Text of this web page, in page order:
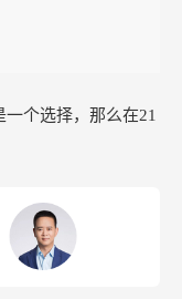
个选择，那么在21